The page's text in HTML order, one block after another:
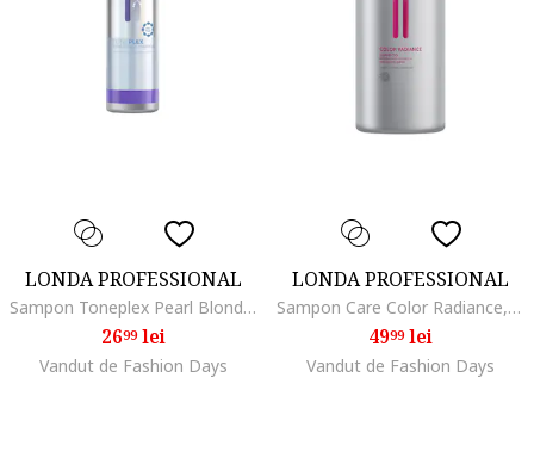
LONDA PROFESSIONAL
Sampon Toneplex Pearl Blonde pentru par blond de neutralizare a tonurilor galbene, 250 ml
2699lei
Vandut de Fashion Days
LONDA PROFESSIONAL
Sampon Care Color Radiance, 1000 ml
4999lei
Vandut de Fashion Days